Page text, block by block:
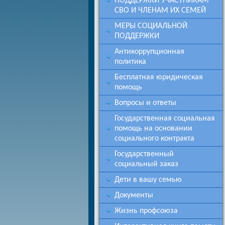
СВО И ЧЛЕНАМ ИХ СЕМЕЙ
МЕРЫ СОЦИАЛЬНОЙ
ПОДДЕРЖКИ
Антикоррупционная
политика
Бесплатная юридическая
помощь
Вопросы и ответы
Государственная социальная
помощь на основании
социального контракта
Государственный
социальный заказ
Дети в вашу семью
Документы
Жизнь профсоюза